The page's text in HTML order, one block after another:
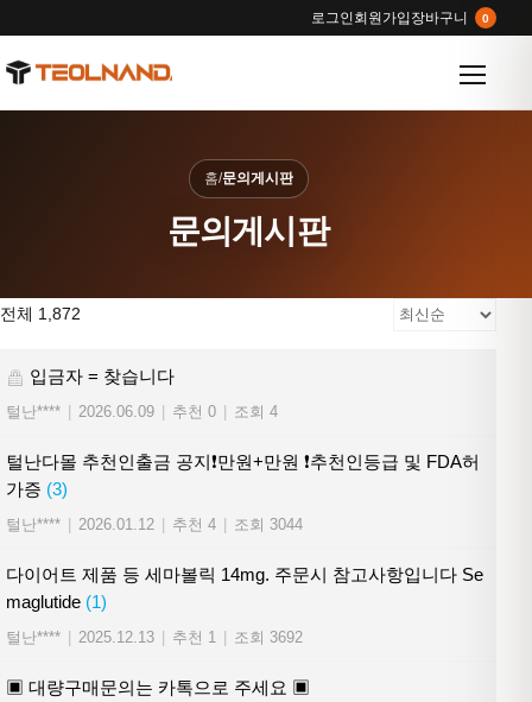
로그인회원가입장바구니 0
홈/문의게시판
문의게시판
전체 1,872
입금자 = 찾습니다
털난**** 2026.06.09 추천 0 조회 4
털난다몰 추천인출금 공지❗만원+만원 ❗추천인등급 및 FDA허
가증 (3)
털난**** 2026.01.12 추천 4 조회 3044
다이어트 제품 등 세마볼릭 14mg. 주문시 참고사항입니다 Se
maglutide (1)
털난**** 2025.12.13 추천 1 조회 3692
▣ 대량구매문의는 카톡으로 주세요 ▣